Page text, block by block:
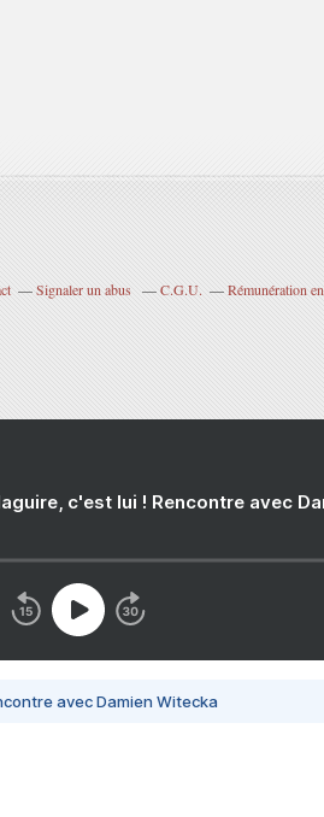
Signaler un abus C.G.U. Rémunération
c'est lui ! Rencontre avec
avec Damien Witecka